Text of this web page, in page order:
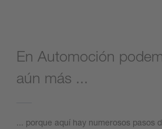
En Automoción
aún más ...
... porque aquí hay numerosos pasos